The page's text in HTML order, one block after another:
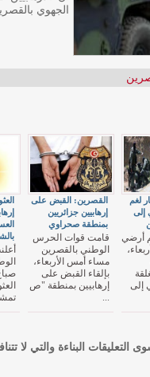
الجهوي
القصرين: القبض على
إرهابيين جزائريين
بمنطقة صحراوي
قامت قوات الحرس
الوطني بالقصرين
مساء أمس الأربعاء،
بإلقاء القبض على
إرهابيين بمنطقة "ص
...
لغم
إلى
أرضي
إلى
التعليقات البناءة والتي لا